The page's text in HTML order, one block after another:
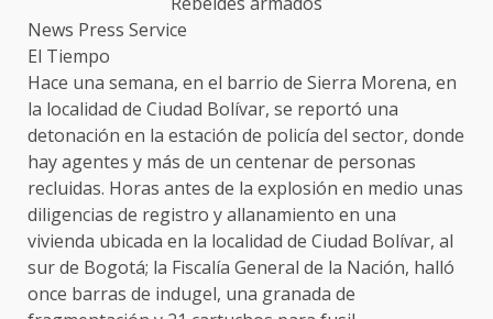
News Press Service
El Tiempo
Hace una semana, en el barrio de Sierra Morena, en
la localidad de Ciudad Bolívar, se reportó una
detonación en la estación de policía del sector, donde
hay agentes y más de un centenar de personas
recluidas. Horas antes de la explosión en medio unas
diligencias de registro y allanamiento en una
vivienda ubicada en la localidad de Ciudad Bolívar, al
sur de Bogotá; la Fiscalía General de la Nación, halló
once barras de indugel, una granada de